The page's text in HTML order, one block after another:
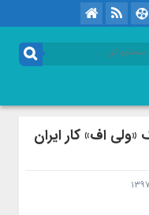
اف» کار ایران